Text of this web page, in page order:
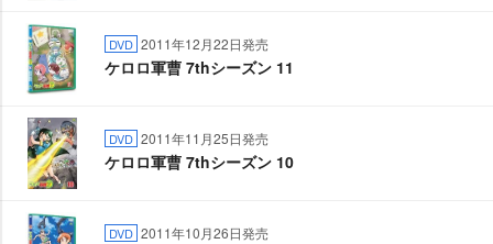
DVD 2011年12月22日発売
ケロロ軍曹 7thシーズン 11
DVD 2011年11月25日発売
ケロロ軍曹 7thシーズン 10
DVD 2011年10月26日発売